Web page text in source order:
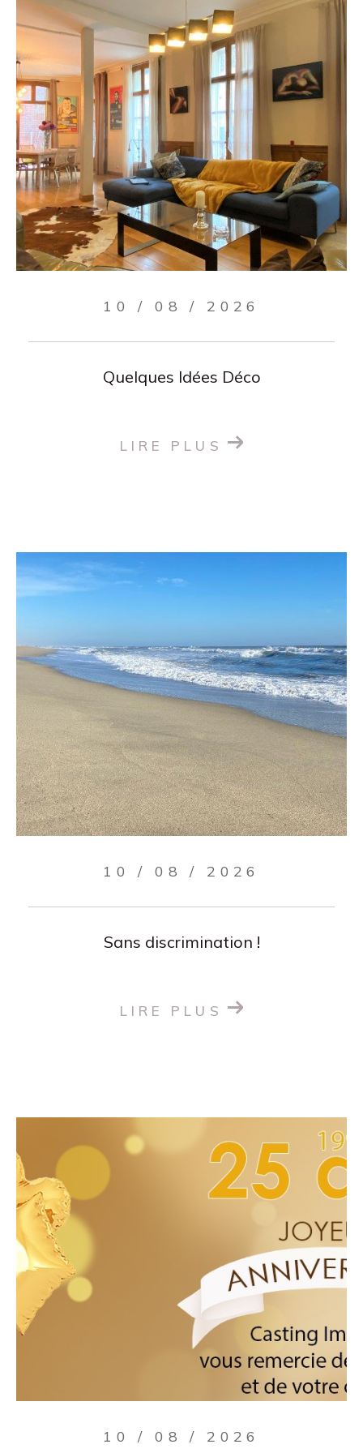
10 / 08 / 2026
Quelques Idées Déco
LIRE PLUS
10 / 08 / 2026
Sans discrimination !
LIRE PLUS
10 / 08 / 2026